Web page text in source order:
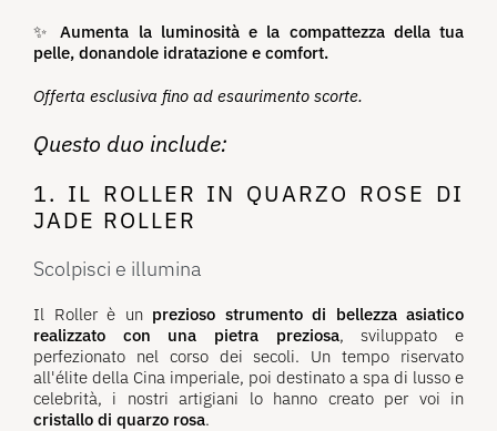
✨Aumenta la luminosità e la compattezza della tua
pelle, donandole idratazione e comfort.
Offerta esclusiva fino ad esaurimento scorte.
Questo duo include:
1. IL ROLLER IN QUARZO ROSE DI
JADE ROLLER
Scolpisci e illumina
Il Roller è un prezioso strumento di bellezza asiatico
realizzato con una pietra preziosa, sviluppato e
perfezionato nel corso dei secoli. Un tempo riservato
all'élite della Cina imperiale, poi destinato a spa di lusso e
celebrità, i nostri artigiani lo hanno creato per voi in
cristallo di quarzo rosa.